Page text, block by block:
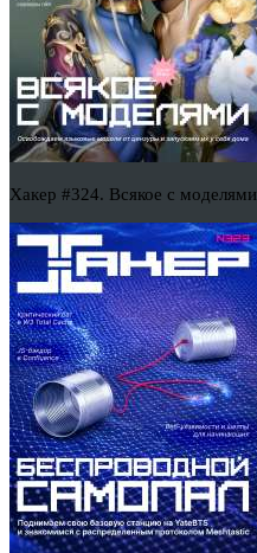
Хакер #324. Всякое с моделями